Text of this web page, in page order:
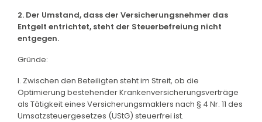
2. Der Umstand, dass der Versicherungsnehmer das
Entgelt entrichtet, steht der Steuerbefreiung nicht
entgegen.
Gründe:
I. Zwischen den Beteiligten steht im Streit, ob die
Optimierung bestehender Krankenversicherungsverträge
als Tätigkeit eines Versicherungsmaklers nach § 4 Nr. 11 des
Umsatzsteuergesetzes (UStG) steuerfrei ist.